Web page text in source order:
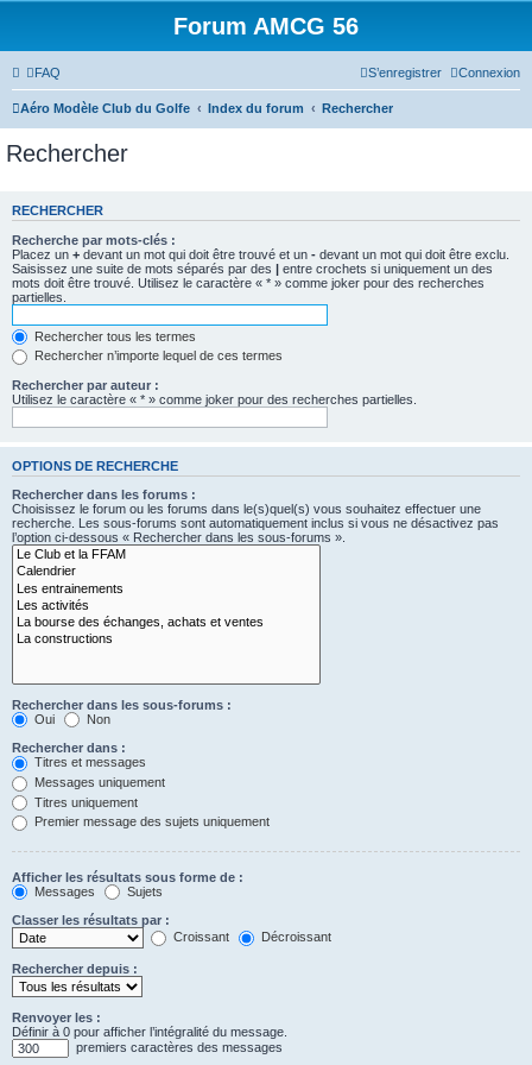
Forum AMCG 56
FAQ Connexion
S’enregistrer
Aéro Modèle Club du Golfe Index du forum Rechercher
Rechercher
RECHERCHER
Recherche par mots-clés :
Placez un + devant un mot qui doit être trouvé et un - devant un mot qui doit être exclu.
Saisissez une suite de mots séparés par des | entre crochets si uniquement un des
mots doit être trouvé. Utilisez le caractère « * » comme joker pour des recherches
partielles.
Rechercher tous les termes
Rechercher n’importe lequel de ces termes
Rechercher par auteur :
Utilisez le caractère « * » comme joker pour des recherches partielles.
OPTIONS DE RECHERCHE
Rechercher dans les forums :
Choisissez le forum ou les forums dans le(s)quel(s) vous souhaitez effectuer une
recherche. Les sous-forums sont automatiquement inclus si vous ne désactivez pas
l’option ci-dessous « Rechercher dans les sous-forums ».
Rechercher dans les sous-forums :
Oui
Non
Rechercher dans :
Titres et messages
Messages uniquement
Titres uniquement
Premier message des sujets uniquement
Afficher les résultats sous forme de :
Messages
Sujets
Classer les résultats par :
Croissant
Décroissant
Rechercher depuis :
Renvoyer les :
Définir à 0 pour afficher l’intégralité du message.
premiers caractères des messages